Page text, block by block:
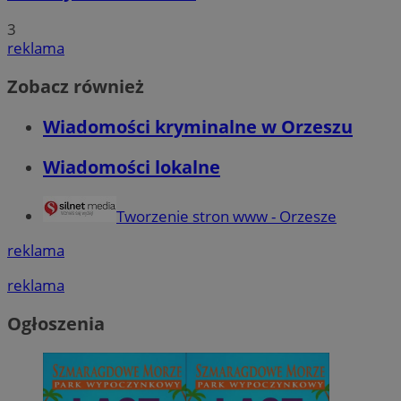
3
reklama
Zobacz również
Wiadomości kryminalne w Orzeszu
Wiadomości lokalne
Tworzenie stron www - Orzesze
reklama
reklama
Ogłoszenia
MvSessID
VISITOR_PRIVACY_METADATA
YouTube
5 miesięcy 4